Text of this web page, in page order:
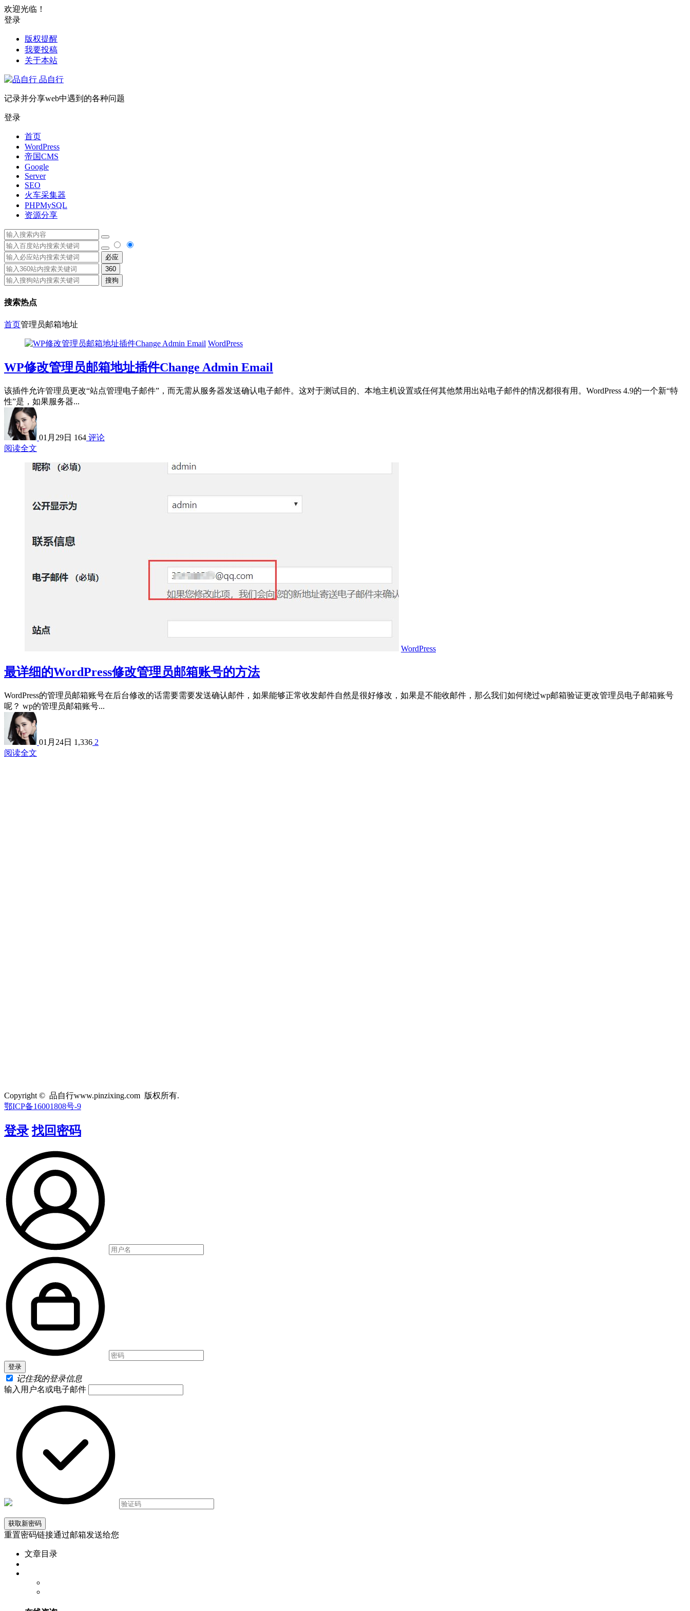
欢迎光临！
登录
版权提醒
我要投稿
关于本站
品自行
记录并分享web中遇到的各种问题
登录
首页
WordPress
帝国CMS
Google
Server
SEO
火车采集器
PHPMySQL
资源分享
必应
360
搜狗
搜索热点
首页管理员邮箱地址
WordPress
WP修改管理员邮箱地址插件Change Admin Email
该插件允许管理员更改“站点管理电子邮件”，而无需从服务器发送确认电子邮件。这对于测试目的、本地主机设置或任何其他禁用出站电子邮件的情况都很有用。WordPress 4.9的一个新“特
性”是，如果服务器...
01月29日 164 评论
阅读全文
WordPress
最详细的WordPress修改管理员邮箱账号的方法
WordPress的管理员邮箱账号在后台修改的话需要需要发送确认邮件，如果能够正常收发邮件自然是很好修改，如果是不能收邮件，那么我们如何绕过wp邮箱验证更改管理员电子邮箱账号
呢？ wp的管理员邮箱账号...
01月24日 1,336 2
阅读全文
Copyright © 品自行www.pinzixing.com 版权所有.
鄂ICP备16001808号-9
登录 找回密码
记住我的登录信息
输入用户名或电子邮件
重置密码链接通过邮箱发送给您
文章目录